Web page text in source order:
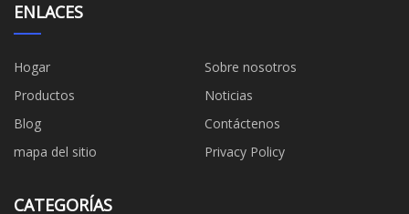
ENLACES
Hogar
Sobre nosotros
Productos
Noticias
Blog
Contáctenos
mapa del sitio
Privacy Policy
CATEGORÍAS